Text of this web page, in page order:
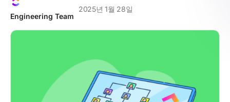
Engineering Team
2025년 1월 28일